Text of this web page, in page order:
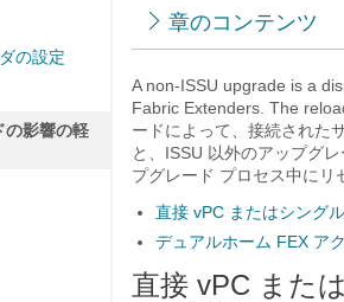
の設定
の影響の軽
章のコンテンツ
A non-ISSU upgrade is a
Fabric Extenders. The
ードによって、接続された
と、ISSU 以外のアップグ
プグレード プロセス中に
直接 vPC またはシング
デュアルホーム FEX ア
直接 vPC また